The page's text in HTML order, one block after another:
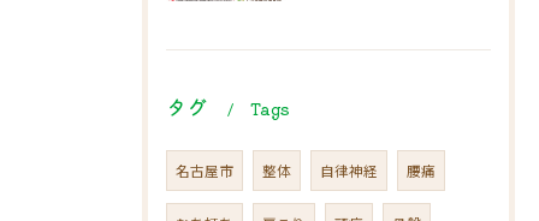
タグ Tags
名古屋市 整体 自律神経 腰痛